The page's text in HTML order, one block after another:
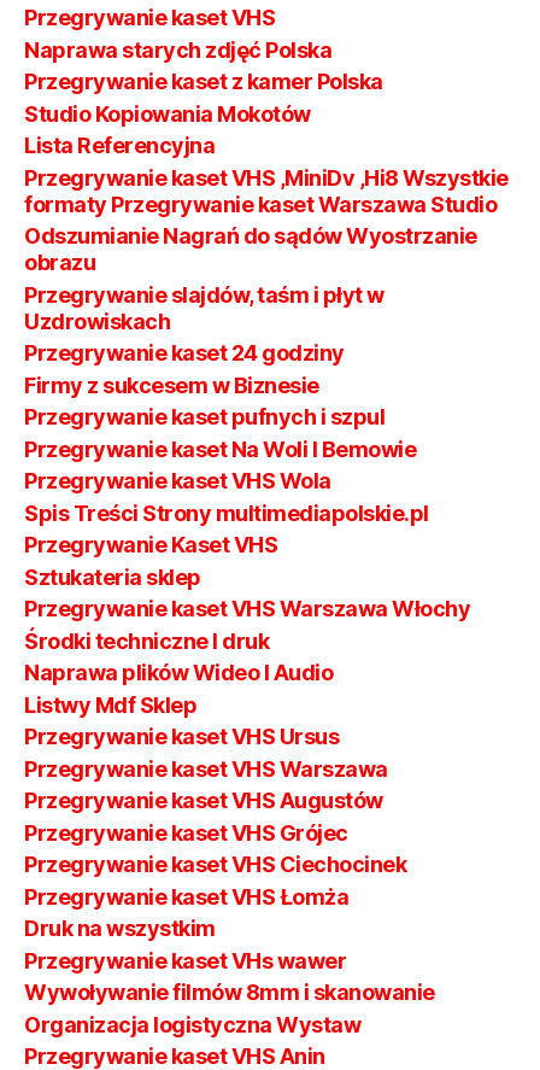
Przegrywanie kaset VHS
Naprawa starych zdjęć Polska
Przegrywanie kaset z kamer Polska
Studio Kopiowania Mokotów
Lista Referencyjna
Przegrywanie kaset VHS ,MiniDv ,Hi8 Wszystkie
formaty Przegrywanie kaset Warszawa Studio
Odszumianie Nagrań do sądów Wyostrzanie
obrazu
Przegrywanie slajdów, taśm i płyt w
Uzdrowiskach
Przegrywanie kaset 24 godziny
Firmy z sukcesem w Biznesie
Przegrywanie kaset pufnych i szpul
Przegrywanie kaset Na Woli I Bemowie
Przegrywanie kaset VHS Wola
Spis Treści Strony multimediapolskie.pl
Przegrywanie Kaset VHS
Sztukateria sklep
Przegrywanie kaset VHS Warszawa Włochy
Środki techniczne I druk
Naprawa plików Wideo I Audio
Listwy Mdf Sklep
Przegrywanie kaset VHS Ursus
Przegrywanie kaset VHS Warszawa
Przegrywanie kaset VHS Augustów
Przegrywanie kaset VHS Grójec
Przegrywanie kaset VHS Ciechocinek
Przegrywanie kaset VHS Łomża
Druk na wszystkim
Przegrywanie kaset VHs wawer
Wywoływanie filmów 8mm i skanowanie
Organizacja logistyczna Wystaw
Przegrywanie kaset VHS Anin